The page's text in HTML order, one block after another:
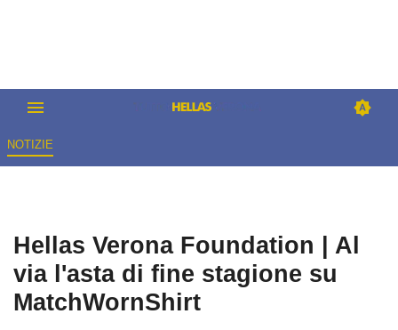
NOTIZIE
Hellas Verona Foundation | Al
via l'asta di fine stagione su
MatchWornShirt